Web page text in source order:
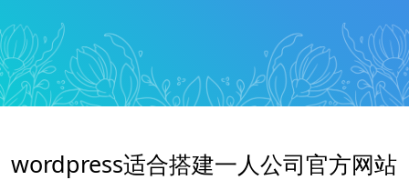
wordpress适合搭建一人公司官方网站